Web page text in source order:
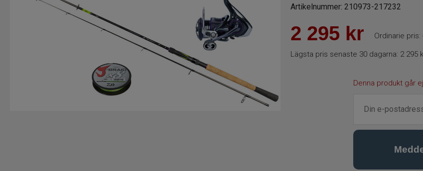
Artikelnummer: 210973-217232
2 295 kr Ordinarie pris:
Lägsta pris senaste 30 dagarna: 2 295
Denna produkt går